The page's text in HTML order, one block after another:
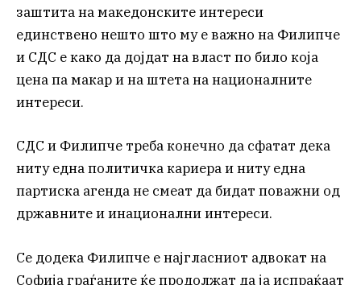
заштита на македонските интереси
единствено нешто што му е важно на Филипче
и СДС е како да дојдат на власт по било која
цена па макар и на штета на националните
интереси.
СДС и Филипче треба конечно да сфатат дека
ниту една политичка кариера и ниту една
партиска агенда не смеат да бидат поважни од
државните и инационални интереси.
Се додека Филипче е најгласниот адвокат на
Софија граѓаните ќе продолжат да ја испраќаат